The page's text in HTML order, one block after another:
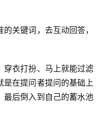
关键词，去互动回答，
穿衣打扮、马上就能过滤
是在提问者提问的基础上
最后倒入到自己的蓄水池